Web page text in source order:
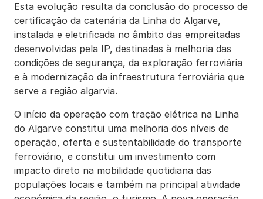
Esta evolução resulta da conclusão do processo de
certificação da catenária da Linha do Algarve,
instalada e eletrificada no âmbito das empreitadas
desenvolvidas pela IP, destinadas à melhoria das
condições de segurança, da exploração ferroviária
e à modernização da infraestrutura ferroviária que
serve a região algarvia.
O início da operação com tração elétrica na Linha
do Algarve constitui uma melhoria dos níveis de
operação, oferta e sustentabilidade do transporte
ferroviário, e constitui um investimento com
impacto direto na mobilidade quotidiana das
populações locais e também na principal atividade